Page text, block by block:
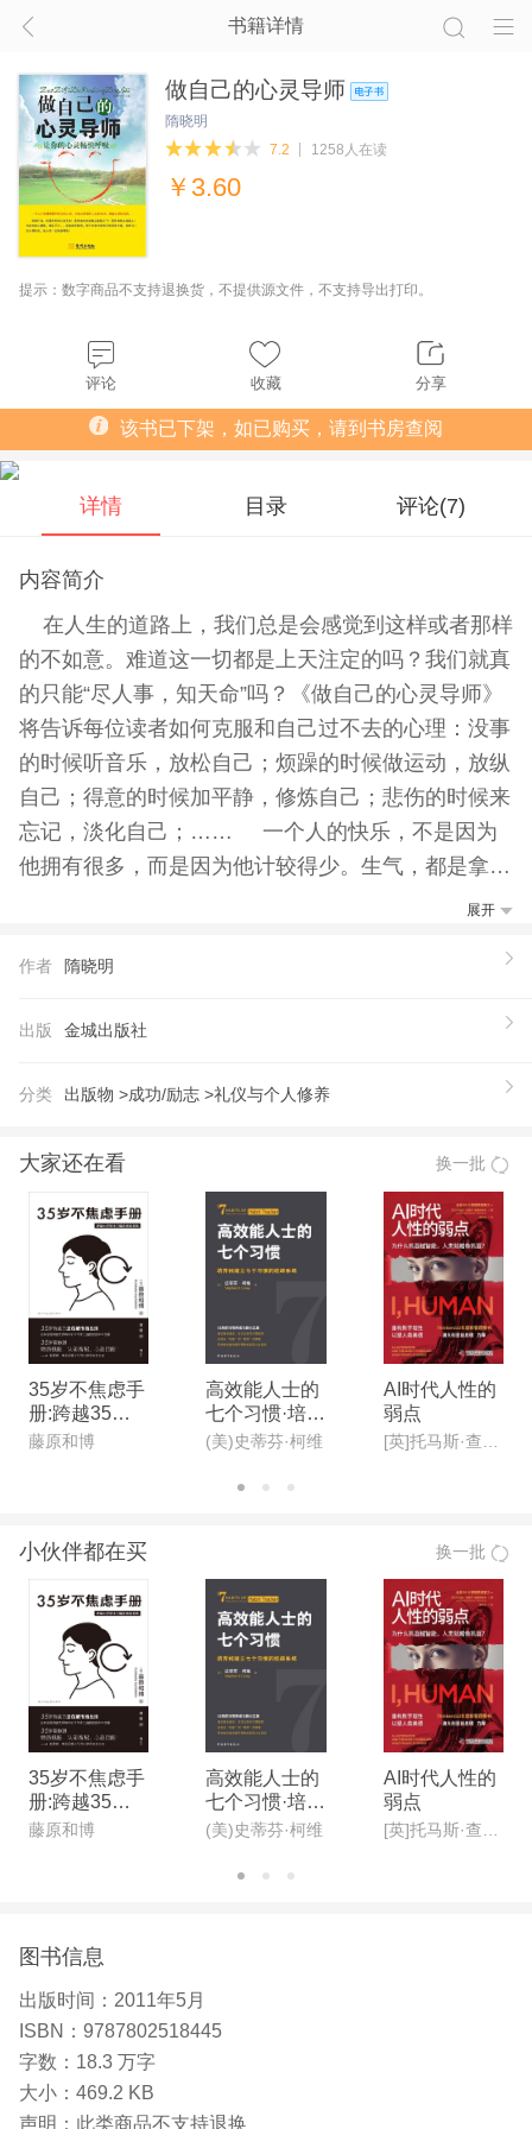
书籍详情
做自己的心灵导师
隋晓明
7.2
1258人在读
￥ 3.60
提示：数字商品不支持退换货，不提供源文件，不支持导出打印。
评论 收藏 分享
该书已下架，如已购买，请到书房查阅
详情 目录 评论(7)
内容简介
在人生的道路上，我们总是会感觉到这样或者那样
的不如意。难道这一切都是上天注定的吗？我们就真
的只能“尽人事，知天命”吗？《做自己的心灵导师》
将告诉每位读者如何克服和自己过不去的心理：没事
的时候听音乐，放松自己；烦躁的时候做运动，放纵
自己；得意的时候加平静，修炼自己；悲伤的时候来
忘记，淡化自己；…… 一个人的快乐，不是因为
他拥有很多，而是因为他计较得少。生气，都是拿别
一个人只有懂得爱护自己的心灵，才能从容面对人生
自己过不去？是否淹没在欲望与金钱之下？是否事事
吧，跟随隋晓明主编的《做自己的心灵导师》，卸下
灵一次畅快呼吸！
展开
作者 隋晓明
出版 金城出版社
分类 出版物 >成功/励志 >礼仪与个人修养
大家还在看 换一批
35岁不焦虑手
册:跨越35岁
职场门槛的底
藤原和博
高效能人士的
七个习惯·培养
和建立七个习
(美)史蒂芬·柯维
AI时代人性的
弱点
[英]托马斯·查莫罗-普雷穆季奇
小伙伴都在买 换一批
35岁不焦虑手
册:跨越35岁
职场门槛的底
藤原和博
高效能人士的
七个习惯·培养
和建立七个习
(美)史蒂芬·柯维
AI时代人性的
弱点
图书信息
出版时间： 2011年5月
ISBN： 9787802518445
字数： 18.3 万字
大小： 469.2 KB
声明： 此类商品不支持退换